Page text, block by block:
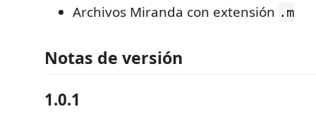
Archivos Miranda con extensión .m
Notas de versión
1.0.1